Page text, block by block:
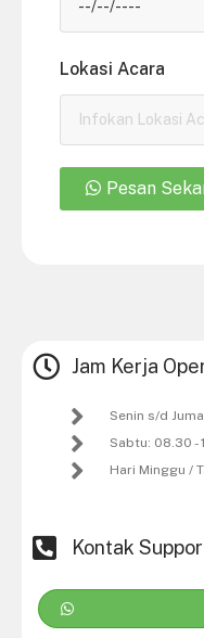
Lokasi Acara
Pesan
Jam Kerja
Senin s/d
Sabtu: 08.30 -
Hari Minggu /
Kontak